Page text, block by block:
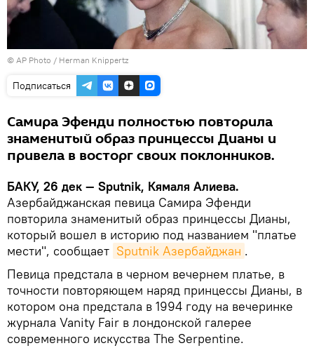
© AP Photo / Herman Knippertz
Подписаться
Самира Эфенди полностью повторила
знаменитый образ принцессы Дианы и
привела в восторг своих поклонников.
БАКУ, 26 дек — Sputnik, Кямаля Алиева.
Азербайджанская певица Самира Эфенди
повторила знаменитый образ принцессы Дианы,
который вошел в историю под названием "платье
мести", сообщает Sputnik Азербайджан .
Певица предстала в черном вечернем платье, в
точности повторяющем наряд принцессы Дианы, в
котором она предстала в 1994 году на вечеринке
журнала Vanity Fair в лондонской галерее
современного искусства The Serpentine.